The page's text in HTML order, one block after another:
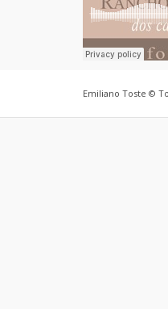
Emiliano Toste ©